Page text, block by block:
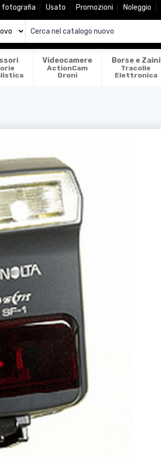
fotografia Usato Promozioni Noleggio
Videocamere
ActionCam
Droni
Borse e Zaini
Tracolle
Elettronica